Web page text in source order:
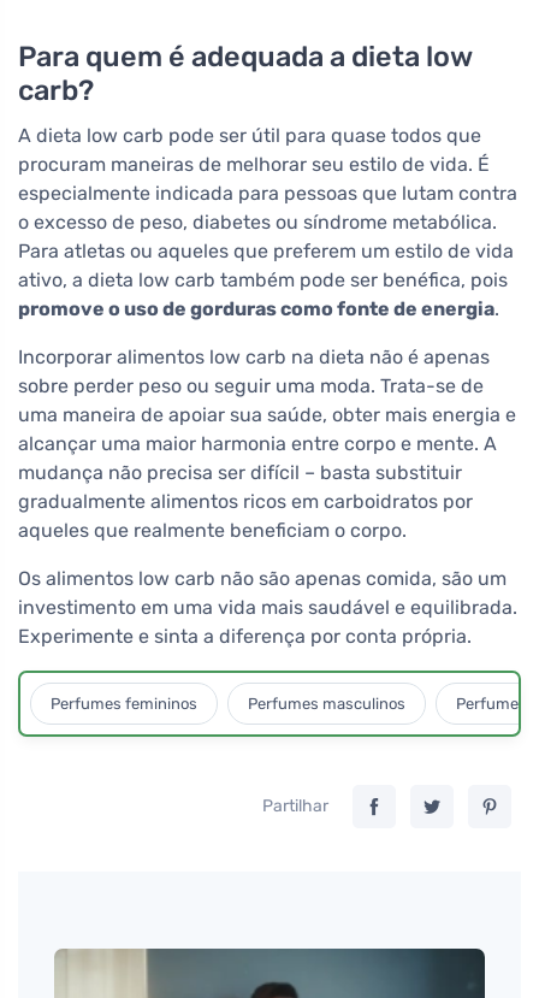
Para quem é adequada a dieta low
carb?
A dieta low carb pode ser útil para quase todos que
procuram maneiras de melhorar seu estilo de vida. É
especialmente indicada para pessoas que lutam contra
o excesso de peso, diabetes ou síndrome metabólica.
Para atletas ou aqueles que preferem um estilo de vida
ativo, a dieta low carb também pode ser benéfica, pois
promove o uso de gorduras como fonte de energia.
Incorporar alimentos low carb na dieta não é apenas
sobre perder peso ou seguir uma moda. Trata-se de
uma maneira de apoiar sua saúde, obter mais energia e
alcançar uma maior harmonia entre corpo e mente. A
mudança não precisa ser difícil – basta substituir
gradualmente alimentos ricos em carboidratos por
aqueles que realmente beneficiam o corpo.
Os alimentos low carb não são apenas comida, são um
investimento em uma vida mais saudável e equilibrada.
Experimente e sinta a diferença por conta própria.
Perfumes femininos Perfumes masculinos Perfumes
Partilhar